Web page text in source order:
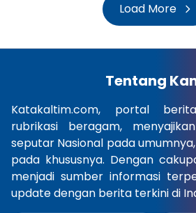
Load More
Tentang
Katakaltim.com, portal
rubrikasi beragam,
seputar Nasional pada
pada khususnya. Dengan
menjadi sumber informasi
update dengan berita terkini di